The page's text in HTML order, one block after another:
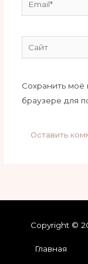
Сайт
Сохранить моё
браузере для
Copyright ©
Главная